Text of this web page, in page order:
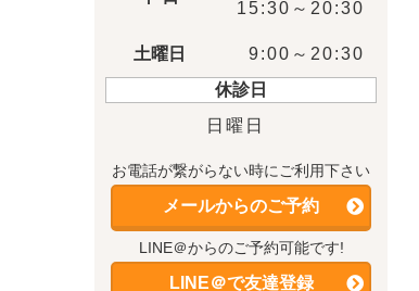
15:30～20:30
土曜日
9:00～20:30
休診日
日曜日
お電話が繋がらない時にご利用下さい
メールからのご予約
LINE＠からのご予約可能です!
LINE＠で友達登録